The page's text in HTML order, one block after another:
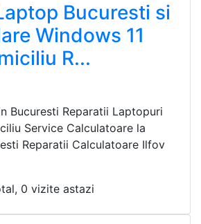
Bucuresti si
Windows 11
R...
Bucuresti Reparatii Laptopuri
Service Calculatoare la
Reparatii Calculatoare Ilfov
0 vizite astazi